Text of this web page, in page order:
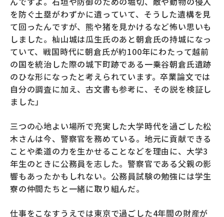
を防ぐ土塁がわずかに遺っていて、そうした遺構を見
て回ったんですが、熊や猪を見かけるなど怖い思いも
しました。杣山城は瓜生氏のあと朝倉氏の持城になっ
ていて、戦国時代に朝倉氏が約100年にわたって越前
の国を統治した際の城下町跡である一乗谷朝倉氏遺跡
のひな形になったと考えられています。卒業論文では
自分の調査に加え、古文書も参考に、その説を検証し
ました」
三つの心地よい場所で充実した大学時代を過ごした松
木さんは今、警察官を務めている。地元に貢献できる
ことや柔道の力を生かせることなどを理由に、大学3
年生のときに公務員を志した。警察官である父親の影
響もあったかもしれない。公務員試験の勉強には学生
寮の仲間たちと一緒に取り組んだ。
仕事をこなすうえでは東京で過ごした4年間の財産が